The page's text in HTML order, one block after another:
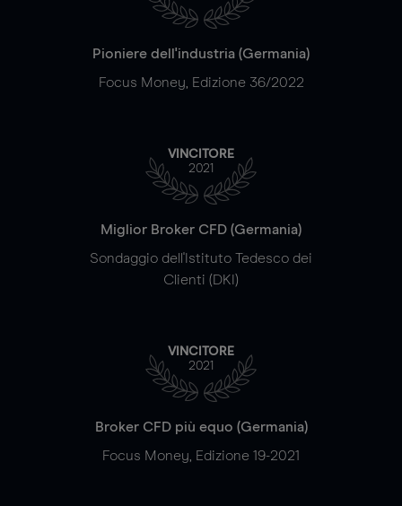
Pioniere dell'industria (Germania)
Focus Money, Edizione 36/2022
VINCITORE
2021
Miglior Broker CFD (Germania)
Sondaggio dell'Istituto Tedesco dei
Clienti (DKI)
VINCITORE
2021
Broker CFD più equo (Germania)
Focus Money, Edizione 19-2021